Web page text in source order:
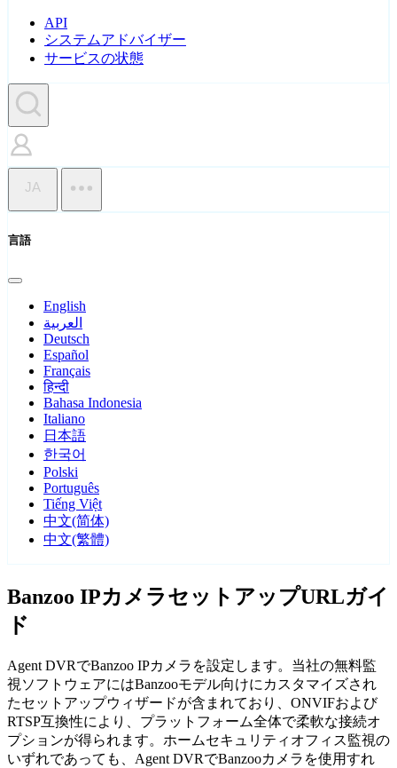
API
システムアドバイザー
サービスの状態
JA
言語
English
العربية
Deutsch
Español
Français
हिन्दी
Bahasa Indonesia
Italiano
日本語
한국어
Polski
Português
Tiếng Việt
中文(简体)
中文(繁體)
Banzoo IPカメラセットアップURLガイ
ド
Agent DVRでBanzoo IPカメラを設定します。当社の無料監
視ソフトウェアにはBanzooモデル向けにカスタマイズされ
たセットアップウィザードが含まれており、ONVIFおよび
RTSP互換性により、プラットフォーム全体で柔軟な接続オ
プションが得られます。ホームセキュリティオフィス監視の
いずれであっても、Agent DVRでBanzooカメラを使用すれ